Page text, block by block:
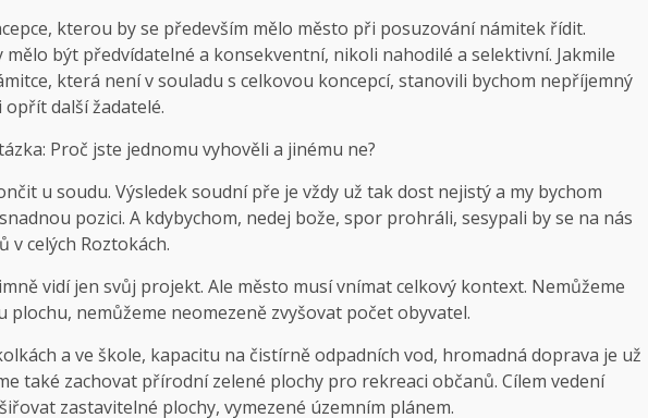
kterou by se především mělo město při posuzování námitek řídit.
být předvídatelné a konsekventní, nikoli nahodilé a selektivní. Jakmile
která není v souladu s celkovou koncepcí, stanovili bychom nepříjemný
další žadatelé.
Proč jste jednomu vyhověli a jinému ne?
u soudu. Výsledek soudní pře je vždy už tak dost nejistý a my bychom
pozici. A kdybychom, nedej bože, spor prohráli, sesypali by se na nás
v celých Roztokách.
vidí jen svůj projekt. Ale město musí vnímat celkový kontext. Nemůžeme
plochu, nemůžeme neomezeně zvyšovat počet obyvatel.
a ve škole, kapacitu na čistírně odpadních vod, hromadná doprava je už
také zachovat přírodní zelené plochy pro rekreaci občanů. Cílem vedení
zastavitelné plochy, vymezené územním plánem.